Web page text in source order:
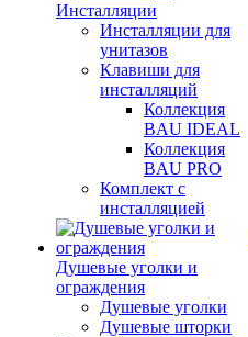
Инсталляции
Инсталляции для
унитазов
Клавиши для
инсталляций
Коллекция
BAU IDEAL
Коллекция
BAU PRO
Комплект с
инсталляцией
Душевые уголки и
ограждения
Душевые уголки
Душевые шторки